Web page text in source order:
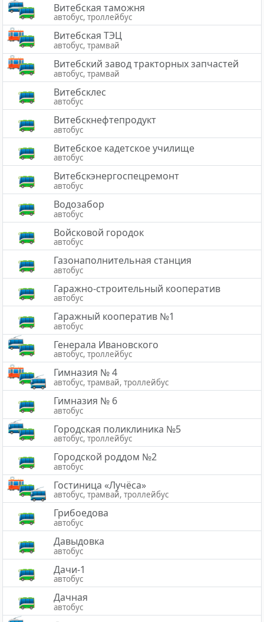
Витебская таможня
автобус, троллейбус
Витебская ТЭЦ
автобус, трамвай
Витебский завод тракторных запчастей
автобус, трамвай
Витебсклес
автобус
Витебскнефтепродукт
автобус
Витебское кадетское училище
автобус
Витебскэнергоспецремонт
автобус
Водозабор
автобус
Войсковой городок
автобус
Газонаполнительная станция
автобус
Гаражно-строительный кооператив
автобус
Гаражный кооператив №1
автобус
Генерала Ивановского
автобус, троллейбус
Гимназия № 4
автобус, трамвай, троллейбус
Гимназия № 6
автобус
Городская поликлиника №5
автобус, троллейбус
Городской роддом №2
автобус
Гостиница «Лучёса»
автобус, трамвай, троллейбус
Грибоедова
автобус
Давыдовка
автобус
Дачи-1
автобус
Дачная
автобус